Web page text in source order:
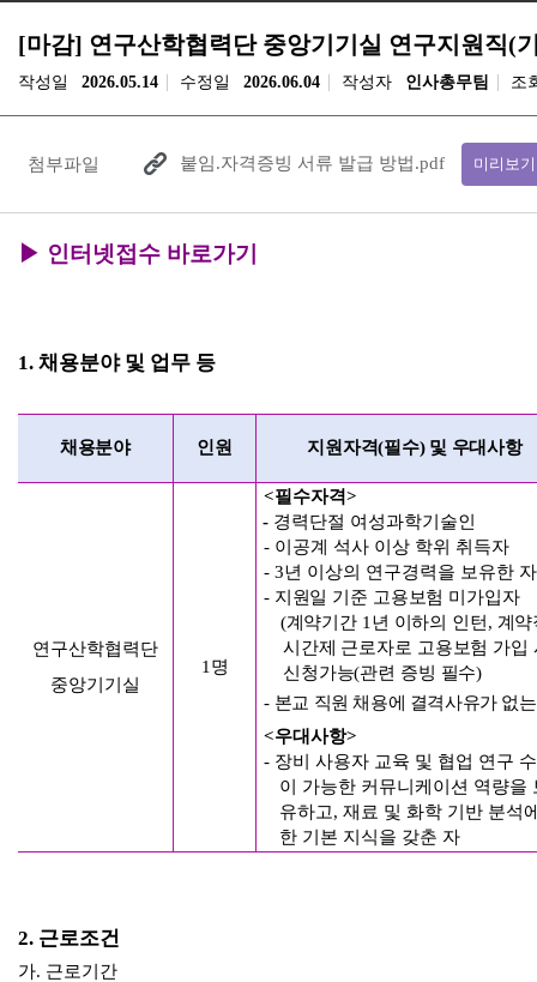
[마감] 연구산학협력단 중앙기기실 연구지원직(
작성일 2026.05.14 수정일 2026.06.04 작성자 인사총무팀 조
첨부파일 붙임.자격증빙 서류 발급 방법.pdf 미리보기
▶ 인터넷접수 바로가기
1. 채용분야 및 업무 등
채용분야 인원 지원자격(필수) 및 우대사항
연구산학협력단
중앙기기실
1 명
<필수자격>
- 경력단절 여성과학기술인
- 이공계 석사 이상 학위 취득자
- 3년 이상의 연구경력을 보유한 자
- 지원일 기준 고용보험 미가입자
(계약기간 1 년 이하의 인턴 , 계약
시간제 근로자로 고용보험 가입
신청가능(관련 증빙 필수)
- 본교 직원 채용에 결격사유가 없
<우대사항>
- 장비 사용자 교육 및 협업 연구
이 가능한 커뮤니케이션 역량을
유하고, 재료 및 화학 기반 분석
한 기본 지식을 갖춘 자
2. 근로조건
가. 근로기간